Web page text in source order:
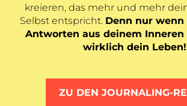
kreieren, das mehr und mehr
Selbst entspricht. Denn nur wenn
Antworten aus deinem Inneren
wirklich dein Leben!
ZU DEN JOURNALING-